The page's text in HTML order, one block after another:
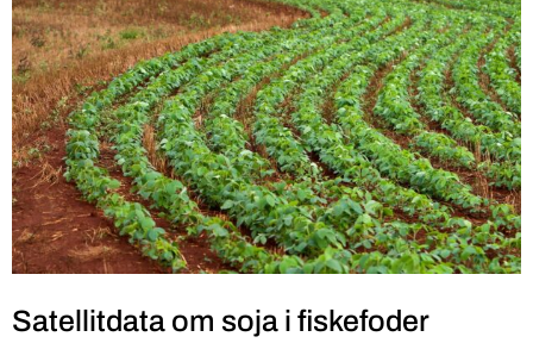
Satellitdata om soja i fiskefoder